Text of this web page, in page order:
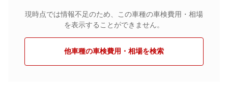
現時点では情報不足のため、この車種の車検費用・相場
を表示することができません。
他車種の車検費用・相場を検索